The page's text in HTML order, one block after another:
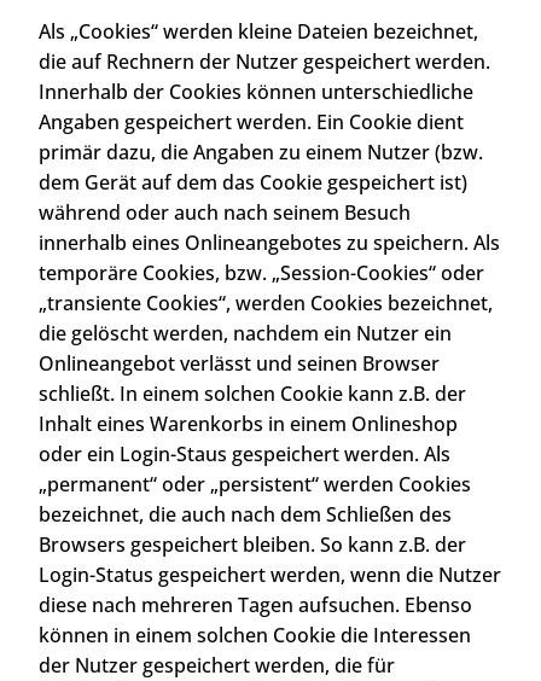
Als „Cookies“ werden kleine Dateien bezeichnet,
die auf Rechnern der Nutzer gespeichert werden.
Innerhalb der Cookies können unterschiedliche
Angaben gespeichert werden. Ein Cookie dient
primär dazu, die Angaben zu einem Nutzer (bzw.
dem Gerät auf dem das Cookie gespeichert ist)
während oder auch nach seinem Besuch
innerhalb eines Onlineangebotes zu speichern. Als
temporäre Cookies, bzw. „Session-Cookies“ oder
„transiente Cookies“, werden Cookies bezeichnet,
die gelöscht werden, nachdem ein Nutzer ein
Onlineangebot verlässt und seinen Browser
schließt. In einem solchen Cookie kann z.B. der
Inhalt eines Warenkorbs in einem Onlineshop
oder ein Login-Staus gespeichert werden. Als
„permanent“ oder „persistent“ werden Cookies
bezeichnet, die auch nach dem Schließen des
Browsers gespeichert bleiben. So kann z.B. der
Login-Status gespeichert werden, wenn die Nutzer
diese nach mehreren Tagen aufsuchen. Ebenso
können in einem solchen Cookie die Interessen
der Nutzer gespeichert werden, die für